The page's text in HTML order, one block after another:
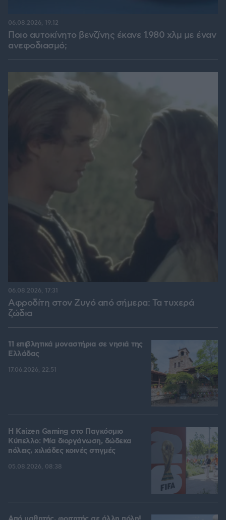
Ποιο αυτοκίνητο βενζίνης έκανε 1.980 χλμ με έναν
ανεφοδιασμό;
06.08.2026, 19:12
Αφροδίτη στον Ζυγό από σήμερα: Τα τυχερά
ζώδια
06.08.2026, 17:31
11 επιβλητικά μοναστήρια σε νησιά της
Ελλάδας
17.06.2026, 22:51
H Kaizen Gaming στο Παγκόσμιο
Kύπελλο: Μία διοργάνωση, δώδεκα
πόλεις, χιλιάδες κοινές στιγμές
05.08.2026, 08:38